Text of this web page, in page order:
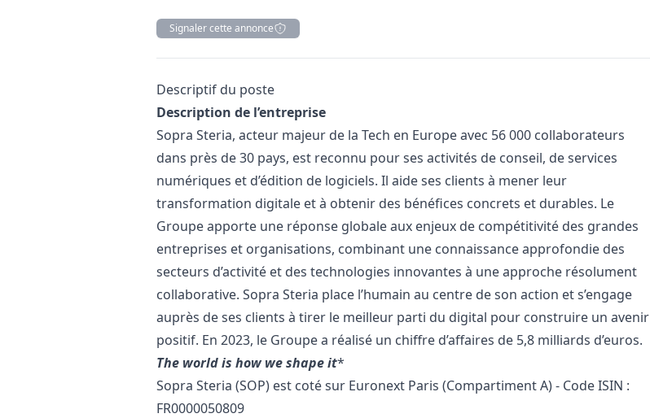
Signaler cette annonce
Description
Descriptif du poste
Description de l’entreprise
Sopra Steria, acteur majeur de la Tech en Europe avec 56 000 collaborateurs
dans près de 30 pays, est reconnu pour ses activités de conseil, de services
numériques et d’édition de logiciels. Il aide ses clients à mener leur
transformation digitale et à obtenir des bénéfices concrets et durables. Le
Groupe apporte une réponse globale aux enjeux de compétitivité des grandes
entreprises et organisations, combinant une connaissance approfondie des
secteurs d’activité et des technologies innovantes à une approche résolument
collaborative. Sopra Steria place l’humain au centre de son action et s’engage
auprès de ses clients à tirer le meilleur parti du digital pour construire un avenir
positif. En 2023, le Groupe a réalisé un chiffre d’affaires de 5,8 milliards d’euros.
The world is how we shape it*
Sopra Steria (SOP) est coté sur Euronext Paris (Compartiment A) - Code ISIN :
FR0000050809